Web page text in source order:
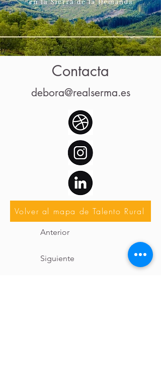
Contacta
debora@realserma.es
Volver al mapa de Talento Rural
Anterior
Siguiente